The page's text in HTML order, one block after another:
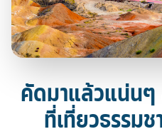
คัดมาแล้วแน่น
ที่เที่ยวธรรม